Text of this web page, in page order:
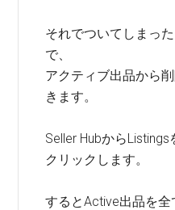
それでついてしまっ
で、
アクティブ出品から
きます。
Seller Hubから
クリックします。
するとActive出品を全